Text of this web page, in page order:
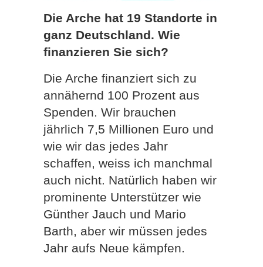
Die Arche hat 19 Standorte in
ganz Deutschland. Wie
finanzieren Sie sich?
Die Arche finanziert sich zu
annähernd 100 Prozent aus
Spenden. Wir brauchen
jährlich 7,5 Millionen Euro und
wie wir das jedes Jahr
schaffen, weiss ich manchmal
auch nicht. Natürlich haben wir
prominente Unterstützer wie
Günther Jauch und Mario
Barth, aber wir müssen jedes
Jahr aufs Neue kämpfen.